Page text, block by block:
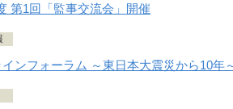
第1回「監事交流会」開催
ンフォーラム ～東日本大震災から10年